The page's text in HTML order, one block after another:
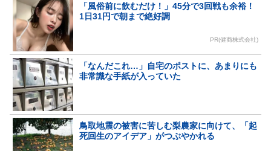
「風俗前に飲むだけ！」45分で3回戦も余裕！
1日31円で朝まで絶好調
PR(健商株式会社)
「なんだこれ…」自宅のポストに、あまりにも
非常識な手紙が入っていた
鳥取地震の被害に苦しむ梨農家に向けて、「起
死回生のアイデア」がつぶやかれる